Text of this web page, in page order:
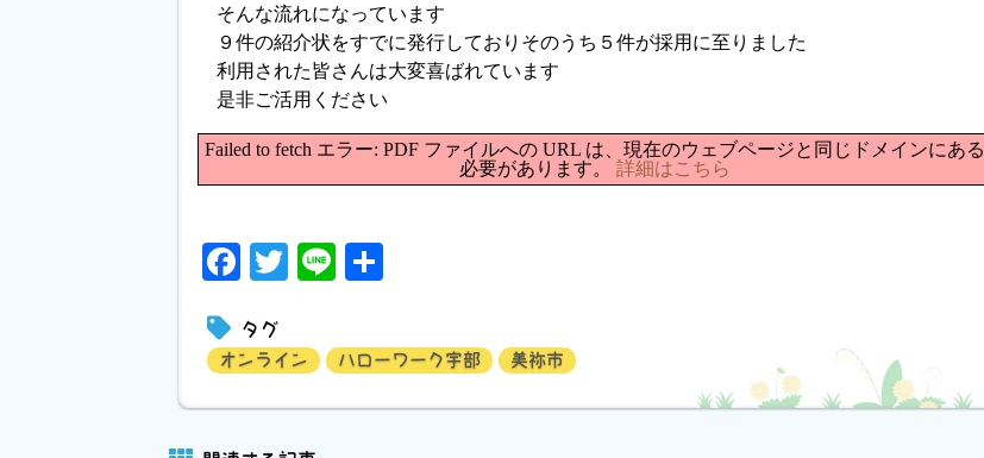
そんな流れになっています
９件の紹介状をすでに発行しておりそのうち５件が採用に至りました
利用された皆さんは大変喜ばれています
是非ご活用ください
Failed to fetch エラー: PDF ファイルへの URL は、現在のウェブページと同じドメインにある
必要があります。 詳細はこちら
Facebook
Twitter
Line
タグ
オンライン ハローワーク宇部 美祢市